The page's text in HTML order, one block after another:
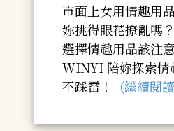
市面上女用情趣用
妳挑得眼花撩亂嗎
選擇情趣用品該注
WINYI 陪妳探索情
不踩雷！
(繼續閱